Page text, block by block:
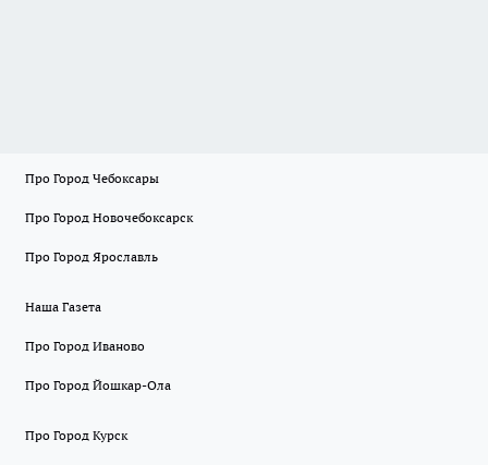
Про Город Чебоксары
Про Город Новочебоксарск
Про Город Ярославль
Наша Газета
Про Город Иваново
Про Город Йошкар-Ола
Про Город Курск